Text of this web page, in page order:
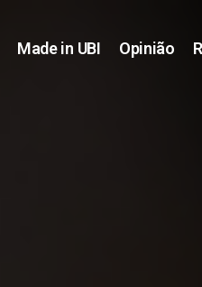
Made in UBI Opinião